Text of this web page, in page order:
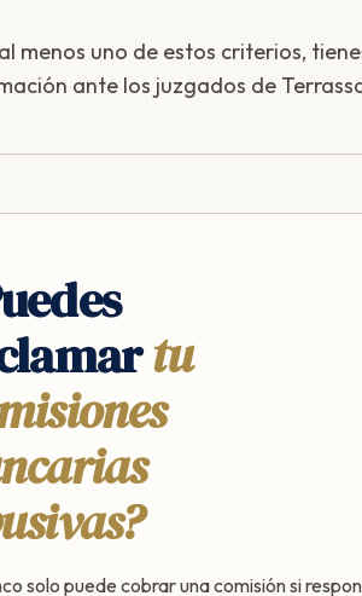
menos uno de estos criterios,
ante los juzgados de
tu
solo puede cobrar una comisión si